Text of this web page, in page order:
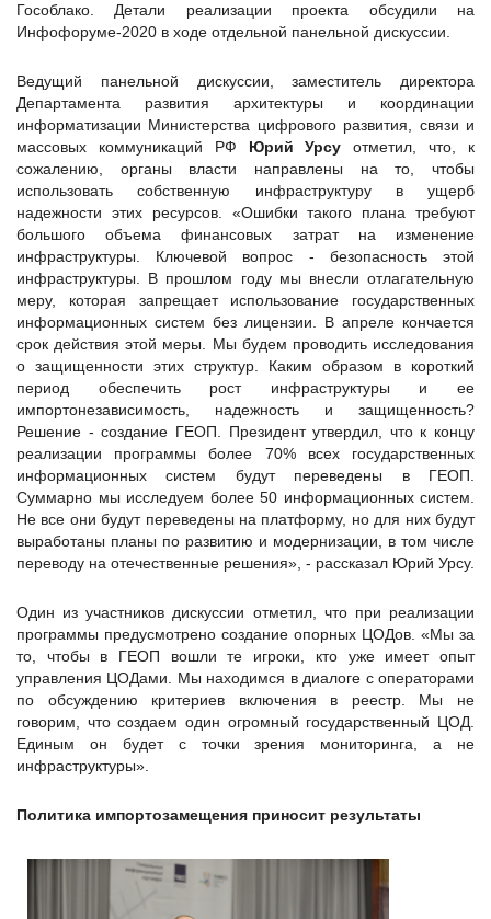
Гособлако. Детали реализации проекта обсудили на
Инфофоруме-2020 в ходе отдельной панельной дискуссии.
Ведущий панельной дискуссии, заместитель директора
Департамента развития архитектуры и координации
информатизации Министерства цифрового развития, связи и
массовых коммуникаций РФ Юрий Урсу отметил, что, к
сожалению, органы власти направлены на то, чтобы
использовать собственную инфраструктуру в ущерб
надежности этих ресурсов. «Ошибки такого плана требуют
большого объема финансовых затрат на изменение
инфраструктуры. Ключевой вопрос - безопасность этой
инфраструктуры. В прошлом году мы внесли отлагательную
меру, которая запрещает использование государственных
информационных систем без лицензии. В апреле кончается
срок действия этой меры. Мы будем проводить исследования
о защищенности этих структур. Каким образом в короткий
период обеспечить рост инфраструктуры и ее
импортонезависимость, надежность и защищенность?
Решение - создание ГЕОП. Президент утвердил, что к концу
реализации программы более 70% всех государственных
информационных систем будут переведены в ГЕОП.
Суммарно мы исследуем более 50 информационных систем.
Не все они будут переведены на платформу, но для них будут
выработаны планы по развитию и модернизации, в том числе
переводу на отечественные решения», - рассказал Юрий Урсу.
Один из участников дискуссии отметил, что при реализации
программы предусмотрено создание опорных ЦОДов. «Мы за
то, чтобы в ГЕОП вошли те игроки, кто уже имеет опыт
управления ЦОДами. Мы находимся в диалоге с операторами
по обсуждению критериев включения в реестр. Мы не
говорим, что создаем один огромный государственный ЦОД.
Единым он будет с точки зрения мониторинга, а не
инфраструктуры».
Политика импортозамещения приносит результаты